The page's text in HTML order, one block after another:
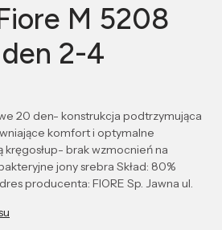
M 5208
2-4
20 den- konstrukcja podtrzymująca
komfort i optymalne
brak wzmocnień na
jony srebra Skład: 80%
producenta: FIORE Sp. Jawna ul.